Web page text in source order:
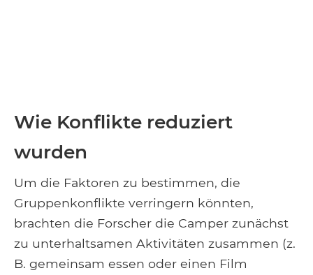
Wie Konflikte reduziert
wurden
Um die Faktoren zu bestimmen, die
Gruppenkonflikte verringern könnten,
brachten die Forscher die Camper zunächst
zu unterhaltsamen Aktivitäten zusammen (z.
B. gemeinsam essen oder einen Film